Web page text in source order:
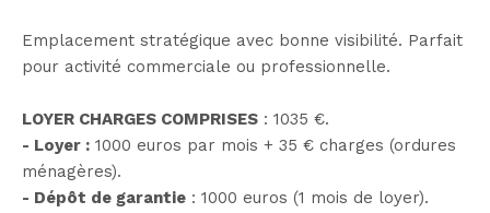
Emplacement stratégique avec bonne visibilité. Parfait
pour activité commerciale ou professionnelle.
LOYER CHARGES COMPRISES : 1035 €.
- Loyer : 1000 euros par mois + 35 € charges (ordures
ménagères).
- Dépôt de garantie : 1000 euros (1 mois de loyer).